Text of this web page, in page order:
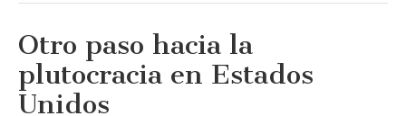
Otro paso hacia la
plutocracia en Estados
Unidos